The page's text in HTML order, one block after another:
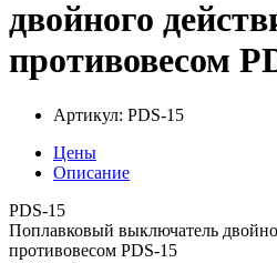
двойного
противовесом
Артикул: PDS-15
Цены
Описание
PDS-15
Поплавковый выключатель
противовесом PDS-15